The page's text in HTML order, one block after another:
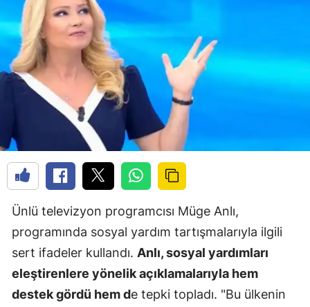
Ünlü televizyon programcısı Müge Anlı,
programında sosyal yardım tartışmalarıyla ilgili
sert ifadeler kullandı. Anlı, sosyal yardımları
eleştirenlere yönelik açıklamalarıyla hem
destek gördü hem de tepki topladı. "Bu ülkenin